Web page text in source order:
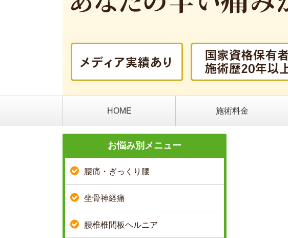
HOME 施術料金
お悩み別メニュー
腰痛・ぎっくり腰
坐骨神経痛
腰椎椎間板ヘルニア